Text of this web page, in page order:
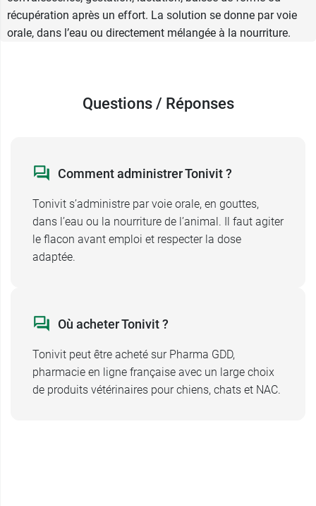
Vitamine E
Vitamine K3
2 acides aminés essentiels :
Rassemblés dans la solution buvable en
gouttes Tonivit, ces éléments concourent à une
action tonique et reconstituantevisant à
répondre aux besoins de votre petit compagnon
à des périodes de sa vie où ses besoins en
nutriments sont accrus. Les vitamines, oligo-
d'efforts prolongés. Cettesolution
et oiseaux se présente dans un flacon doté d'un
embout spécifiquement conçu pour
dispenser les gouttes. Il est ainsi aisé de doser et
récupération après un effort. La solution se donne par voie
orale, dans l’eau ou directement mélangée à la nourriture.
Questions / Réponses
Comment administrer Tonivit ?
Tonivit s’administre par voie orale, en gouttes,
dans l’eau ou la nourriture de l’animal. Il faut agiter
le flacon avant emploi et respecter la dose
adaptée.
Où acheter Tonivit ?
Tonivit peut être acheté sur Pharma GDD,
pharmacie en ligne française avec un large choix
de produits vétérinaires pour chiens, chats et NAC.